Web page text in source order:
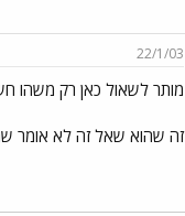
22/1/03
מותר לשאול כאן רק משהו
זה שהוא שאל זה לא אומר